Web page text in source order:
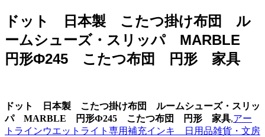
ドット 日本製 こたつ掛け布団 ル
ームシューズ・スリッパ MARBLE
円形Ф245 こたつ布団 円形 家具
ドット 日本製 こたつ掛け布団 ルームシューズ・スリッ
パ MARBLE 円形Ф245 こたつ布団 円形 家具,アー
トラインウエットライト専用補充インキ 日用品雑貨・文房